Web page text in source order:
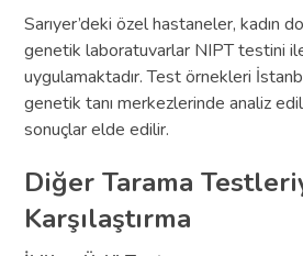
Sarıyer’deki özel hastaneler, kadın
genetik laboratuvarlar NIPT testini
uygulamaktadır. Test örnekleri
genetik tanı merkezlerinde analiz
sonuçlar elde edilir.
Diğer Tarama
Karşılaştırma